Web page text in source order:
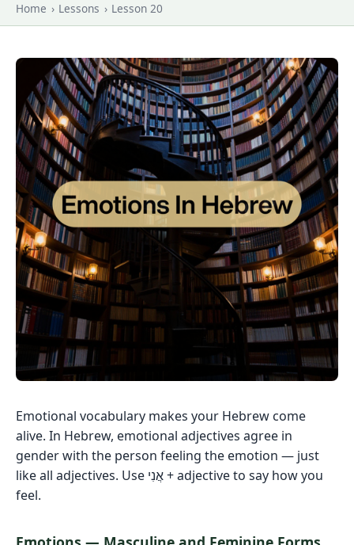
Home › Lessons › Lesson 20
Emotional vocabulary makes your Hebrew come
alive. In Hebrew, emotional adjectives agree in
gender with the person feeling the emotion — just
like all adjectives. Use אֲנִי+ adjective to say how you
feel.